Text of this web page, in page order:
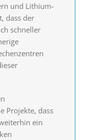
und Lithium-
dass der
schneller
Projekte, dass
ein